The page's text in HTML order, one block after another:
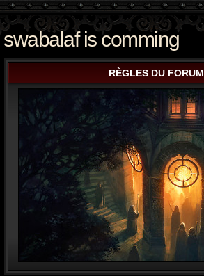
swabalaf is comming
RÈGLES DU FORUM